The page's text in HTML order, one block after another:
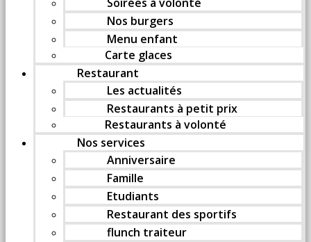
Nos burgers
Menu enfant
Carte glaces
Restaurant
Les actualités
Restaurants à petit prix
Restaurants à volonté
Nos services
Anniversaire
Famille
Etudiants
Restaurant des sportifs
flunch traiteur